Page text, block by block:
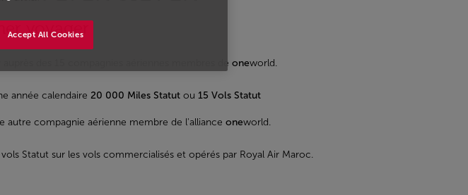
voyager
des 15 compagnies aériennes membres de oneworld.
année calendaire 20 000 Miles Statutou 15 Vols Statut
autre compagnie aérienne membre de l'alliance oneworld.
Statut sur les vols commercialisés et opérés par Royal Air Maroc.
Accept All Cookies